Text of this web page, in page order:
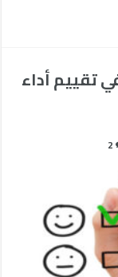
تقييم أداء
2